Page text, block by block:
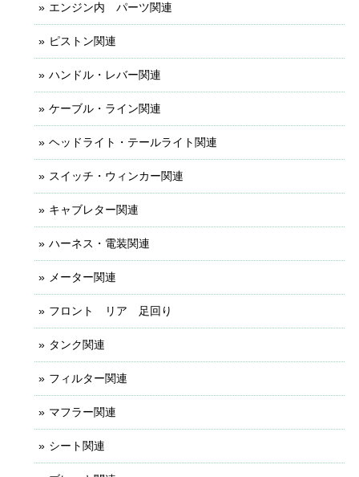
エンジン内 パーツ関連
ピストン関連
ハンドル・レバー関連
ケーブル・ライン関連
ヘッドライト・テールライト関連
スイッチ・ウィンカー関連
キャブレター関連
ハーネス・電装関連
メーター関連
フロント リア 足回り
タンク関連
フィルター関連
マフラー関連
シート関連